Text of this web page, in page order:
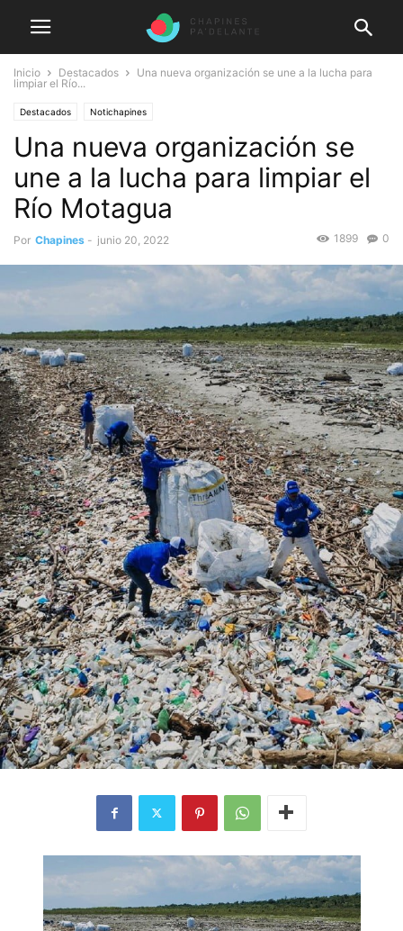
Inicio Destacados
Una nueva organización se une a la lucha para
limpiar el Río...
Destacados Notichapines
Una nueva organización se
une a la lucha para limpiar el
Río Motagua
Por Chapines - junio 20, 2022 0
1899